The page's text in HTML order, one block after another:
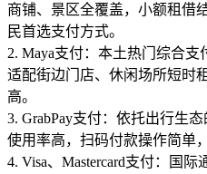
商铺、景区全覆盖，小额租借
民首选支付方式。
2. Maya支付：本土热门综合支
适配街边门店、休闲场所短时
高。
3. GrabPay支付：依托出行生
使用率高，扫码付款操作简单
4. Visa、Mastercard支付：国